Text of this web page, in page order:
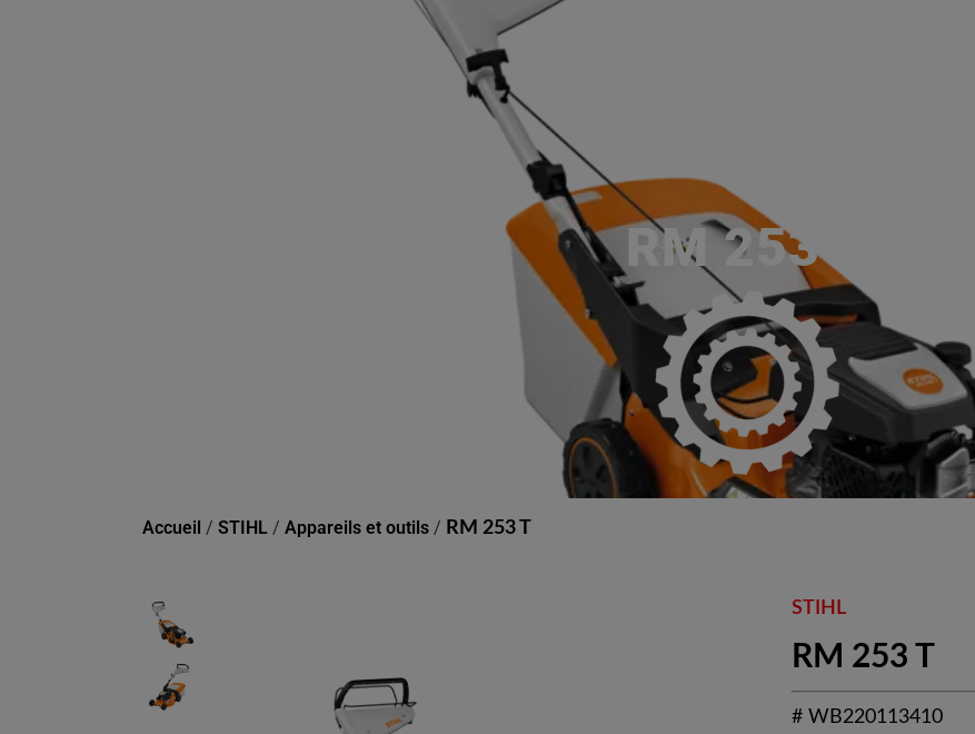
RM 253 T
Accueil / STIHL / Appareils et outils / RM 253 T
STIHL
RM 253 T
# WB220113410